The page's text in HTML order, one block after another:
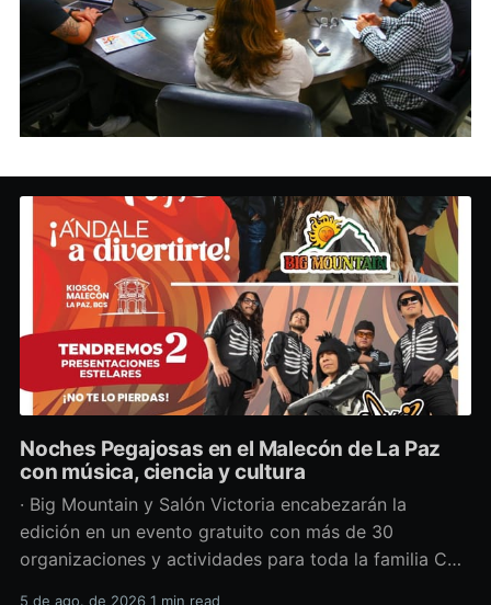
Noches Pegajosas en el Malecón de La Paz
con música, ciencia y cultura
· Big Mountain y Salón Victoria encabezarán la
edición en un evento gratuito con más de 30
organizaciones y actividades para toda la familia Con
5 de ago. de 2026 1 min read